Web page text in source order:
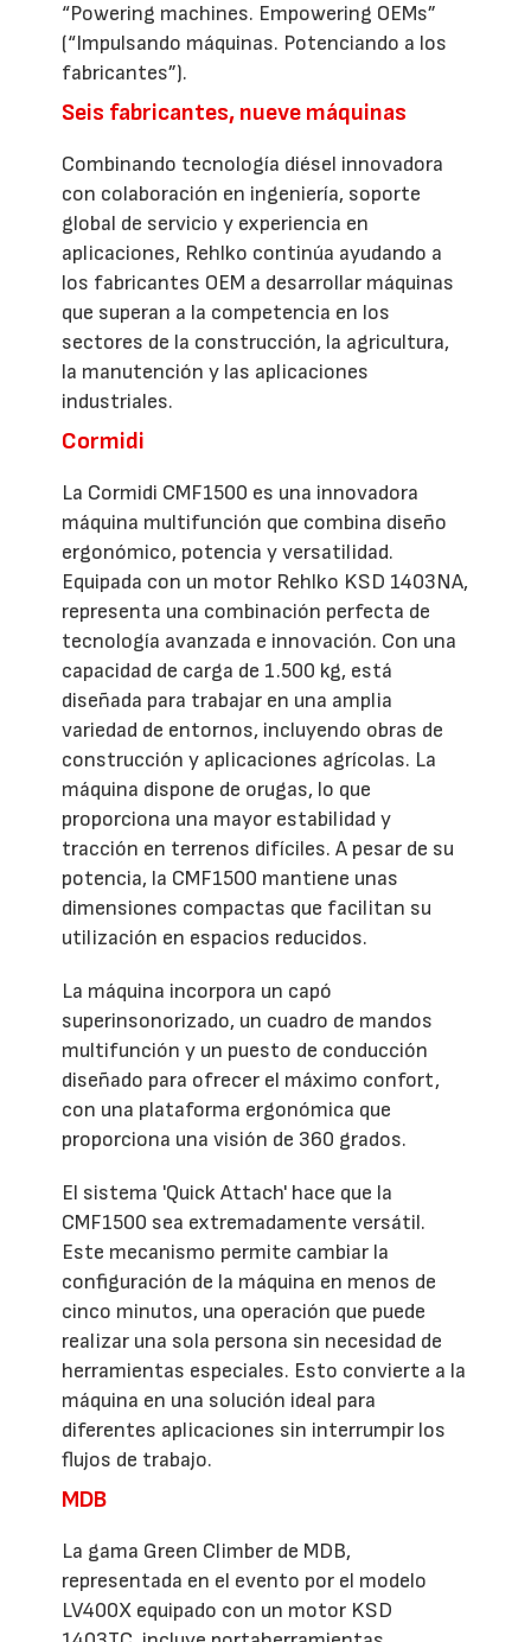
“Powering machines. Empowering OEMs”
(“Impulsando máquinas. Potenciando a los
fabricantes”).
Seis fabricantes, nueve máquinas
Combinando tecnología diésel innovadora
con colaboración en ingeniería, soporte
global de servicio y experiencia en
aplicaciones, Rehlko continúa ayudando a
los fabricantes OEM a desarrollar máquinas
que superan a la competencia en los
sectores de la construcción, la agricultura,
la manutención y las aplicaciones
industriales.
Cormidi
La Cormidi CMF1500 es una innovadora
máquina multifunción que combina diseño
ergonómico, potencia y versatilidad.
Equipada con un motor Rehlko KSD 1403NA,
representa una combinación perfecta de
tecnología avanzada e innovación. Con una
capacidad de carga de 1.500 kg, está
diseñada para trabajar en una amplia
variedad de entornos, incluyendo obras de
construcción y aplicaciones agrícolas. La
máquina dispone de orugas, lo que
proporciona una mayor estabilidad y
tracción en terrenos difíciles. A pesar de su
potencia, la CMF1500 mantiene unas
dimensiones compactas que facilitan su
utilización en espacios reducidos.
La máquina incorpora un capó
superinsonorizado, un cuadro de mandos
multifunción y un puesto de conducción
diseñado para ofrecer el máximo confort,
con una plataforma ergonómica que
proporciona una visión de 360 grados.
El sistema 'Quick Attach' hace que la
CMF1500 sea extremadamente versátil.
Este mecanismo permite cambiar la
configuración de la máquina en menos de
cinco minutos, una operación que puede
realizar una sola persona sin necesidad de
herramientas especiales. Esto convierte a la
máquina en una solución ideal para
diferentes aplicaciones sin interrumpir los
flujos de trabajo.
MDB
La gama Green Climber de MDB,
representada en el evento por el modelo
LV400X equipado con un motor KSD